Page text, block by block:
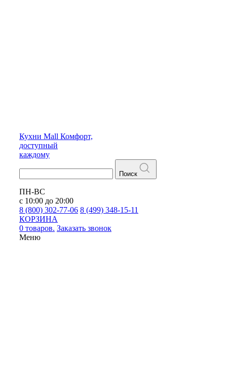
Кухни Mall Комфорт,
доступный
каждому
Поиск
ПН-ВС
с 10:00 до 20:00
8 (800) 302-77-06 8 (499) 348-15-11
КОРЗИНА
0 товаров. Заказать звонок
Меню